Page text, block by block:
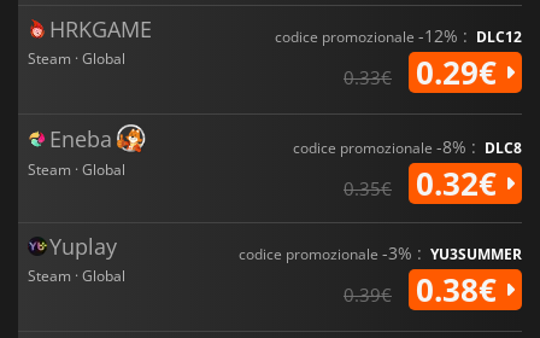
HRKGAME
Steam · Global
codice promozionale -12% : DLC12
0.33€ 0.29€
Eneba
Steam · Global
codice promozionale -8% : DLC8
0.35€ 0.32€
Yuplay
Steam · Global
codice promozionale -3% : YU3SUMMER
0.39€ 0.38€